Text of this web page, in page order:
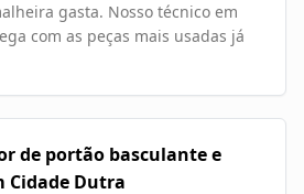
gasta. Nosso técnico em
com as peças mais usadas já
de portão basculante e
Cidade Dutra